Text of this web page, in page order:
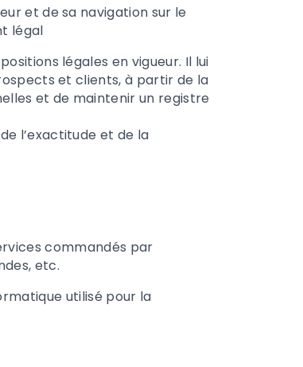
et de sa navigation sur le
légal
légales en vigueur. Il lui
et clients, à partir de la
et de maintenir un registre
l’exactitude et de la
commandés par
etc.
utilisé pour la